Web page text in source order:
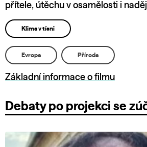
přítele, útěchu v osamělosti i
Klima v tísni
Evropa Příroda
Základní informace o filmu
Debaty po projekci se